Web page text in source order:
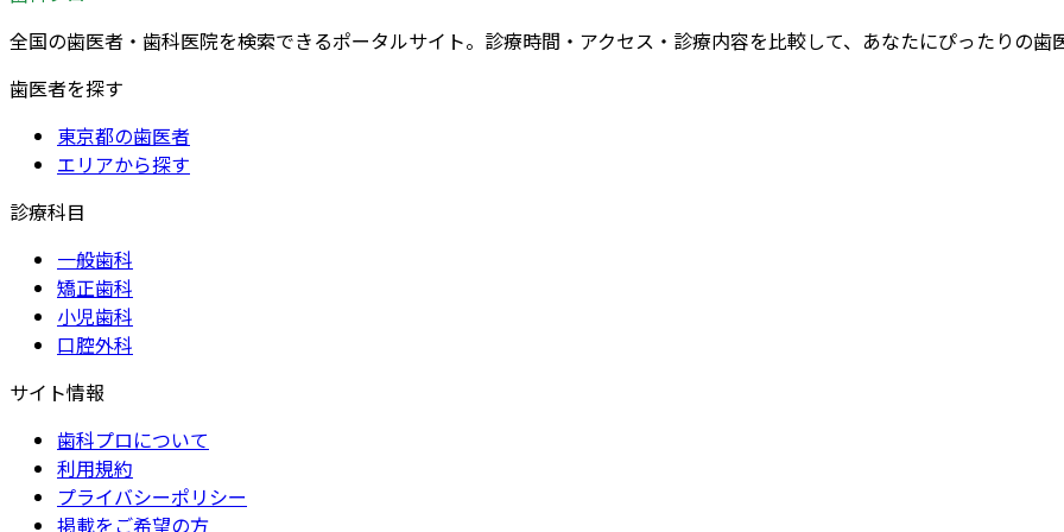
全国の歯医者・歯科医院を検索できるポータルサイト。診療時間・アクセス・診療内容を比較して、あなたにぴったりの歯
歯医者を探す
東京都の歯医者
エリアから探す
診療科目
一般歯科
矯正歯科
小児歯科
口腔外科
サイト情報
歯科プロについて
利用規約
プライバシーポリシー
掲載をご希望の方